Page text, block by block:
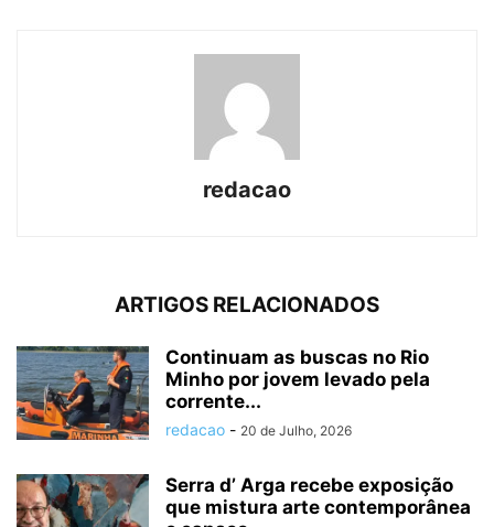
redacao
ARTIGOS RELACIONADOS
Continuam as buscas no Rio
Minho por jovem levado pela
corrente...
redacao - 20 de Julho, 2026
Serra d’ Arga recebe exposição
que mistura arte contemporânea